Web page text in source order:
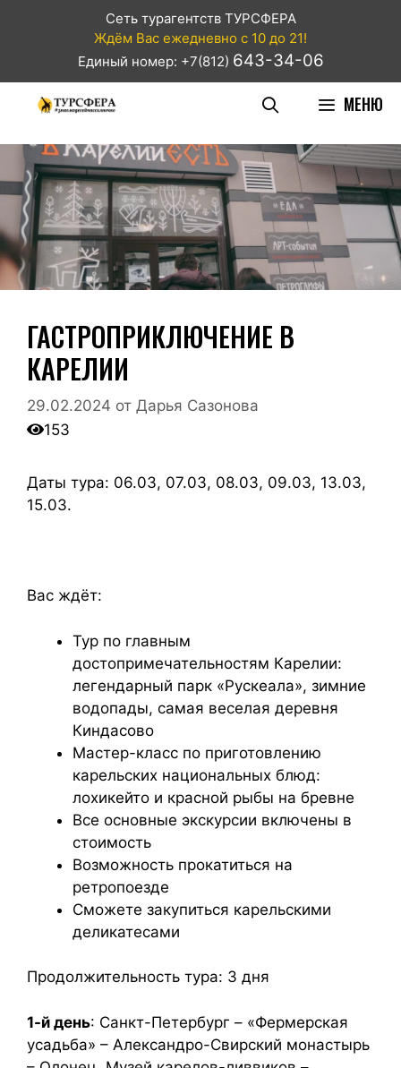
Сеть турагентств ТУРСФЕРА
Ждём Вас ежедневно с 10 до 21!
Единый номер: +7(812) 643-34-06
МЕНЮ
ГАСТРОПРИКЛЮЧЕНИЕ В
КАРЕЛИИ
29.02.2024 от Дарья Сазонова
153
Даты тура: 06.03, 07.03, 08.03, 09.03, 13.03,
15.03.
Вас ждёт:
Тур по главным
достопримечательностям Карелии:
легендарный парк «Рускеала», зимние
водопады, самая веселая деревня
Киндасово
Мастер-класс по приготовлению
карельских национальных блюд:
лохикейто и красной рыбы на бревне
Все основные экскурсии включены в
стоимость
Возможность прокатиться на
ретропоезде
Сможете закупиться карельскими
деликатесами
Продолжительность тура: 3 дня
1-й день: Санкт-Петербург – «Фермерская
усадьба» – Александро-Свирский монастырь